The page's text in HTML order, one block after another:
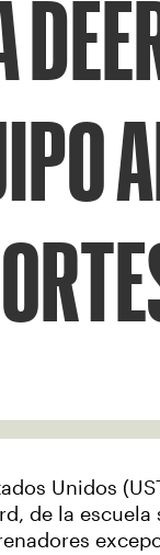
Unidos
de la